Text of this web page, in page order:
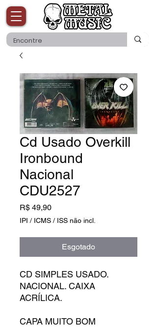
Cd Usado Overkill
Ironbound
Nacional
CDU2527
R$ 49,90Preço
IPI / ICMS / ISS não incl.
Esgotado
CD SIMPLES USADO.
NACIONAL. CAIXA
ACRÍLICA.
CAPA MUITO BOM